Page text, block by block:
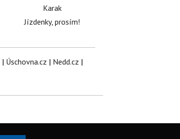
Karak
Jízdenky, prosím!
| Úschovna.cz | Nedd.cz |